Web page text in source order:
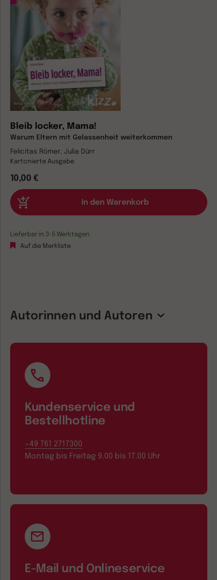
Bleib locker, Mama!
Warum Eltern mit Gelassenheit weiterkommen
Felicitas Römer, Julia Dürr
Kartonierte Ausgabe
10,00 €
Lieferbar in 3-5 Werktagen
Auf die Merkliste
Autorinnen und Autoren
Kundenservice und
Bestellhotline
+49 761 2717300
Montag bis Freitag 9.00 bis 17.00 Uhr
E-Mail und Onlineservice